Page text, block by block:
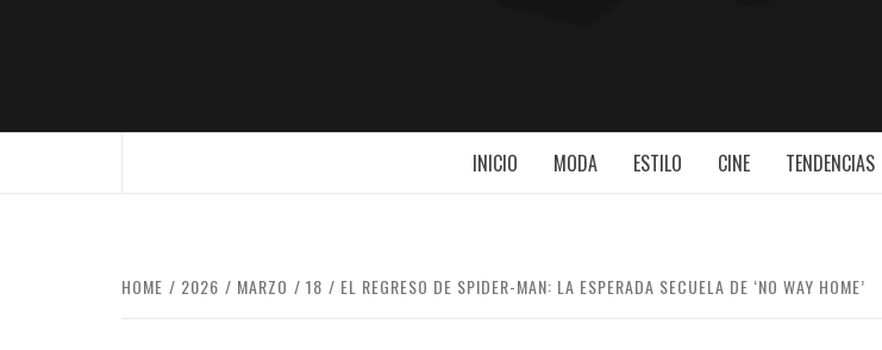
INICIO MODA ESTILO CINE TENDENCIAS
HOME 2026 MARZO 18 EL REGRESO DE SPIDER-MAN: LA ESPERADA SECUELA DE ‘NO WAY HOME’